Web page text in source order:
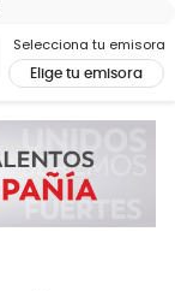
Selecciona tu emisora
Elige tu emisora